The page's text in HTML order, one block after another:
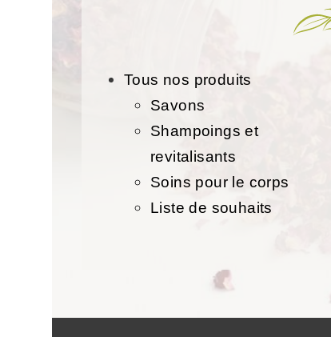
Tous nos produits
Savons
Shampoings et
revitalisants
Soins pour le corps
Liste de souhaits